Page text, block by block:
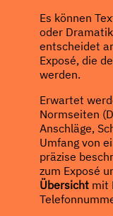
Es können
oder
entscheidet
Exposé, die
werden.
Erwartet
Normseiten
Anschläge,
Umfang von
präzise
zum Exposé
Übersicht mit